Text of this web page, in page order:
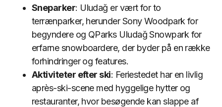
Sneparker: Uludağ er vært for to
terrænparker, herunder Sony Woodpark for
begyndere og QParks Uludağ Snowpark for
erfarne snowboardere, der byder på en række
forhindringer og features.
Aktiviteter efter ski: Feriestedet har en livlig
après-ski-scene med hyggelige hytter og
restauranter, hvor besøgende kan slappe af